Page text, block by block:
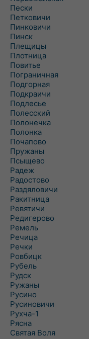
Пески
Петковичи
Пинковичи
Пинск
Плещицы
Плотница
Повитье
Пограничная
Подгорная
Подкраичи
Подлесье
Полесский
Полонечка
Полонка
Почапово
Пружаны
Псыщево
Радеж
Радостово
Раздяловичи
Ракитница
Ревятичи
Редигерово
Ремель
Речица
Речки
Ровбицк
Рубель
Рудск
Ружаны
Русино
Русиновичи
Рухча-1
Рясна
Святая Воля